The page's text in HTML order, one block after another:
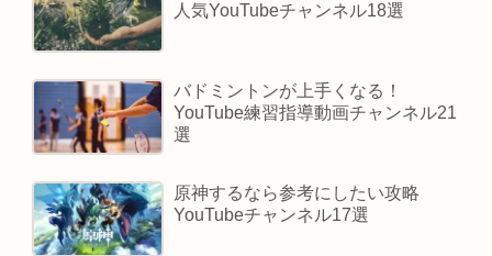
人気YouTubeチャンネル18選
バドミントンが上手くなる！
YouTube練習指導動画チャンネル21
選
原神するなら参考にしたい攻略
YouTubeチャンネル17選